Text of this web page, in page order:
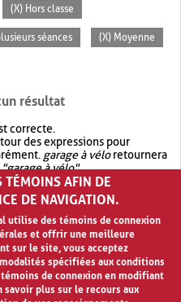
(X) Hors classe
séances (X) Moyenne
résultat
correcte.
des expressions pour
garage à véloretournera
"garage à vélo".
avec OR.garage OR vélo
quegarage à vélo
TÉMOINS AFIN DE
DE NAVIGATION.
utilise des témoins de connexion
et offrir une meilleure
sur le site, vous acceptez
spécifiées aux conditions
de connexion en modifiant
savoir plus sur le recours aux